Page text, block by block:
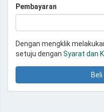
Pembayaran
Dengan mengklik
setuju dengan Syarat dan